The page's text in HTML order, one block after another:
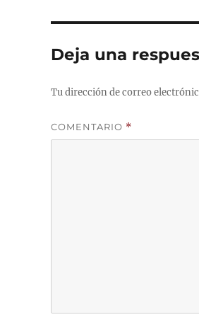
Deja una
Tu dirección de correo
COMENTARIO *